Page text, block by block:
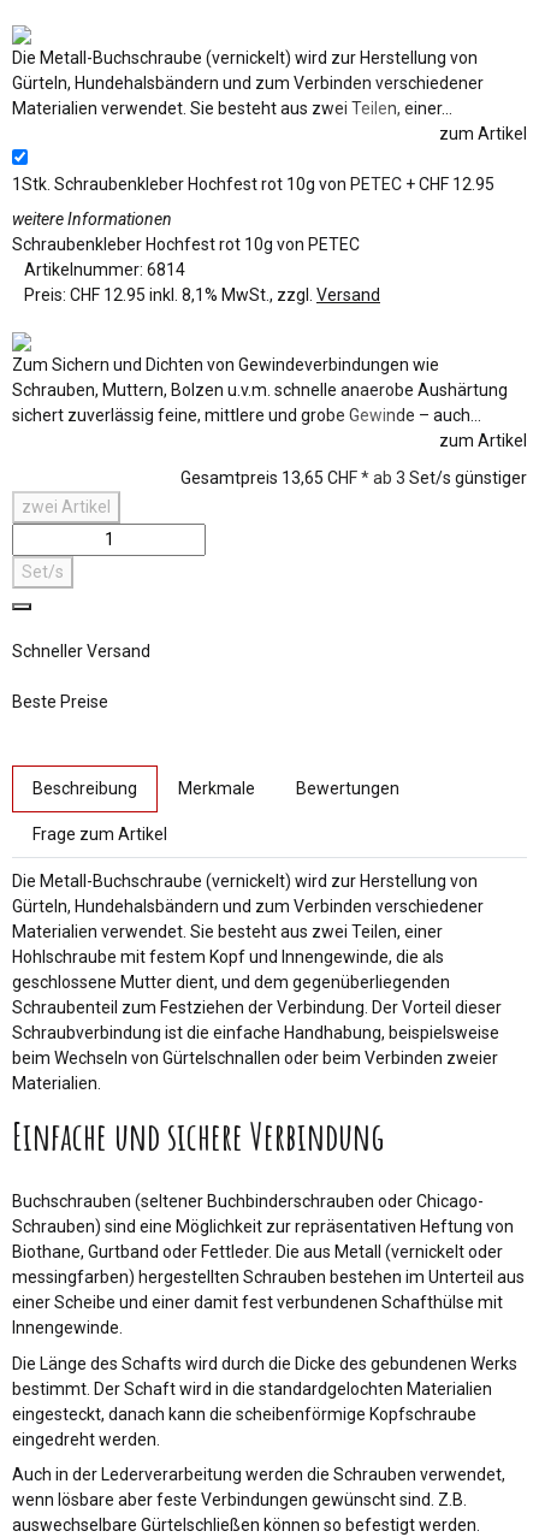
Die Metall-Buchschraube (vernickelt) wird zur Herstellung von
Gürteln, Hundehalsbändern und zum Verbinden verschiedener
Materialien verwendet. Sie besteht aus zwei Teilen, einer...
zum Artikel
1Stk. Schraubenkleber Hochfest rot 10g von PETEC + CHF 12.95
weitere Informationen
Schraubenkleber Hochfest rot 10g von PETEC
Artikelnummer: 6814
Preis: CHF 12.95 inkl. 8,1% MwSt., zzgl. Versand
Zum Sichern und Dichten von Gewindeverbindungen wie
Schrauben, Muttern, Bolzen u.v.m. schnelle anaerobe Aushärtung
sichert zuverlässig feine, mittlere und grobe Gewinde – auch...
zum Artikel
Gesamtpreis 13,65 CHF*ab 3 Set/s günstiger
zwei Artikel
Set/s
Schneller Versand
Beste Preise
weitere Registerkarten anzeigen
Beschreibung Merkmale Bewertungen
Frage zum Artikel
Die Metall-Buchschraube (vernickelt) wird zur Herstellung von
Gürteln, Hundehalsbändern und zum Verbinden verschiedener
Materialien verwendet. Sie besteht aus zwei Teilen, einer
Hohlschraube mit festem Kopf und Innengewinde, die als
geschlossene Mutter dient, und dem gegenüberliegenden
Schraubenteil zum Festziehen der Verbindung. Der Vorteil dieser
Schraubverbindung ist die einfache Handhabung, beispielsweise
beim Wechseln von Gürtelschnallen oder beim Verbinden zweier
Materialien.
Einfache und sichere Verbindung
Buchschrauben (seltener Buchbinderschrauben oder Chicago-
Schrauben) sind eine Möglichkeit zur repräsentativen Heftung von
Biothane, Gurtband oder Fettleder. Die aus Metall (vernickelt oder
messingfarben) hergestellten Schrauben bestehen im Unterteil aus
einer Scheibe und einer damit fest verbundenen Schafthülse mit
Innengewinde.
Die Länge des Schafts wird durch die Dicke des gebundenen Werks
bestimmt. Der Schaft wird in die standardgelochten Materialien
eingesteckt, danach kann die scheibenförmige Kopfschraube
eingedreht werden.
Auch in der Lederverarbeitung werden die Schrauben verwendet,
wenn lösbare aber feste Verbindungen gewünscht sind. Z.B.
auswechselbare Gürtelschließen können so befestigt werden.